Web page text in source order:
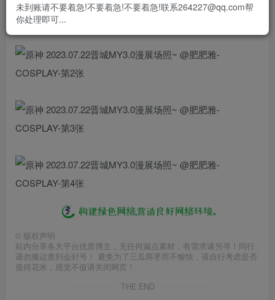
© 版权声明
站内分享各大平台优质博主，无任何漏点素材，有需求请另寻！同行
请勿搬运查到会封号！ 避免为了三瓜两枣而不愉快，请自行考虑是否
值得花米，感觉不值请关闭网页！
THE END
未到账请不要着急!不要着急!不要着急!联系264227@qq.com帮
你处理即可...